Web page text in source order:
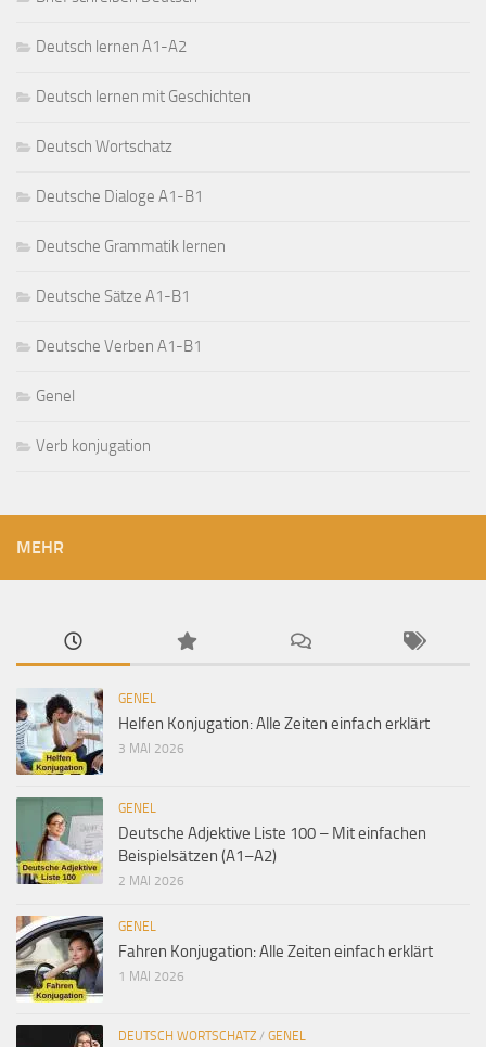
Deutsch lernen A1-A2
Deutsch lernen mit Geschichten
Deutsch Wortschatz
Deutsche Dialoge A1-B1
Deutsche Grammatik lernen
Deutsche Sätze A1-B1
Deutsche Verben A1-B1
Genel
Verb konjugation
MEHR
GENEL
Helfen Konjugation: Alle Zeiten einfach erklärt
3 MAI 2026
GENEL
Deutsche Adjektive Liste 100 – Mit einfachen
Beispielsätzen (A1–A2)
2 MAI 2026
GENEL
Fahren Konjugation: Alle Zeiten einfach erklärt
1 MAI 2026
DEUTSCH WORTSCHATZ / GENEL